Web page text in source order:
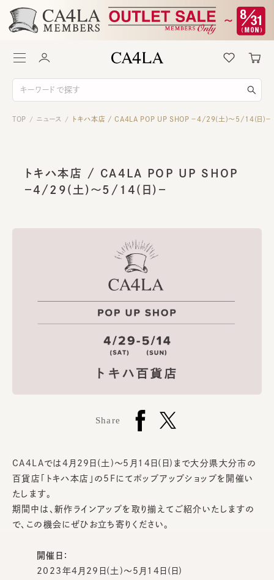
TOP / ニュース / トキハ本店 / CA4LA POP UP SHOP －4/29(土)～5/14(日)－
トキハ本店 / CA4LA POP UP SHOP
－4/29(土)～5/14(日)－
Share
CA4LAでは4月29日(土)～5月14日(日)まで大分県大分市の
百貨店「トキハ本店」の5Fにてポップアップショップを開催い
たします。
期間中は、新作ラインアップを取り揃えてご紹介いたしますの
で、この機会にぜひお立ち寄りください。
開催日：
2023年4月29日(土)～5月14日(日)